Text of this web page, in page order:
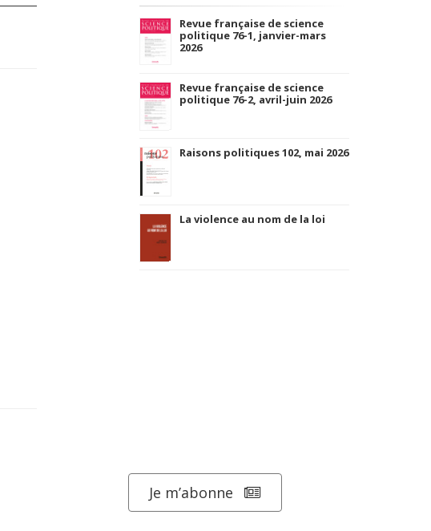
Revue française de science
politique 76-1, janvier-mars
2026
Revue française de science
politique 76-2, avril-juin 2026
Raisons politiques 102, mai 2026
La violence au nom de la loi
Je m’abonne